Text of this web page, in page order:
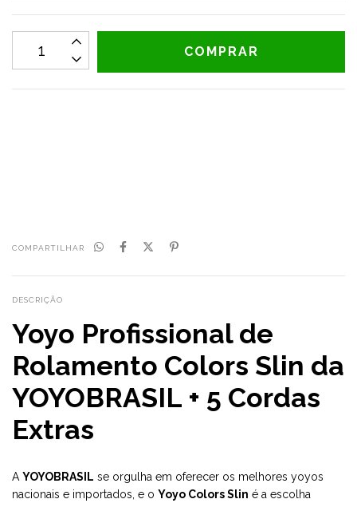
COMPARTILHAR
DESCRIÇÃO
Yoyo Profissional de
Rolamento Colors Slin da
YOYOBRASIL + 5 Cordas
Extras
A YOYOBRASIL se orgulha em oferecer os melhores yoyos
nacionais e importados, e o Yoyo Colors Slin é a escolha